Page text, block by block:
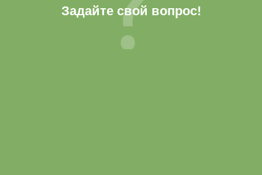
Задайте свой вопрос!